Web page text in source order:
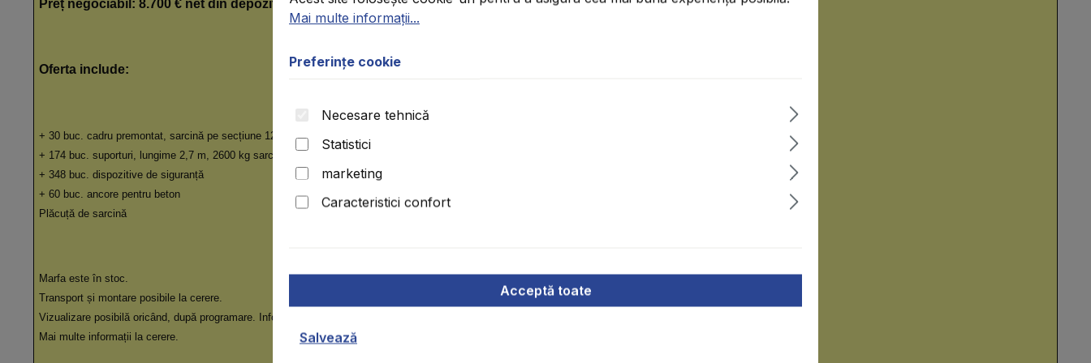
Preț negociabil: 8.700 € net din depozit
Oferta include:
+ 30 buc. cadru premontat, sarcină pe secțiune 12 t, adâncime 105 cm, înălțime 6,2 m
+ 174 buc. suporturi, lungime 2,7 m, 2600 kg sarcină/compartiment
+ 348 buc. dispozitive de siguranță
+ 60 buc. ancore pentru beton
Plăcuță de sarcină
Marfa este în stoc.
Transport și montare posibile la cerere.
Vizualizare posibilă oricând, după programare. Informații suplimentare la cerere.
Mai multe informații la cerere.
Mai multe informații...
Preferințe cookie
Necesare tehnică
Statistici
marketing
Caracteristici confort
Acceptă toate
Salvează